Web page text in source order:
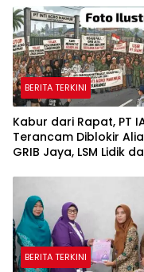
BERITA TERKINI
Kabur dari Rapat, PT
Terancam Diblokir
GRIB Jaya, LSM Lidik
BERITA TERKINI